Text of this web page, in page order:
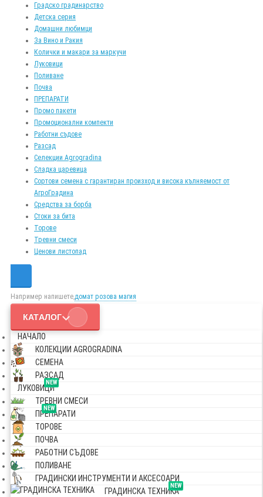
Градско градинарство
Детска серия
Домашни любимци
За Вино и Ракия
Колички и макари за маркучи
Луковици
Поливане
Почва
ПРЕПАРАТИ
Промо пакети
Промоционални компекти
Работни съдове
Разсад
Селекции Agrogradina
Сладка царевица
Сортови семена с гарантиран произход и висока кълняемост от
АгроГрадина
Средства за борба
Стоки за бита
Торове
Тревни смеси
Ценови листопад
Например напишете,домат розова магия
КАТАЛОГ
НАЧАЛО
КОЛЕКЦИИ AGROGRADINA
СЕМЕНА
РАЗСАД
NEW
ЛУКОВИЦИ
ТРЕВНИ СМЕСИ
NEW
ПРЕПАРАТИ
ТОРОВЕ
ПОЧВА
РАБОТНИ СЪДОВЕ
ПОЛИВАНЕ
ГРАДИНСКИ ИНСТРУМЕНТИ И АКСЕСОАРИ
NEW
ГРАДИНСКА ТЕХНИКА